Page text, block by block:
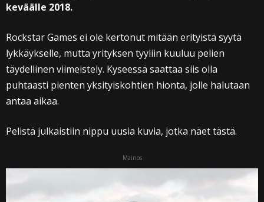
keväälle 2018.
Rockstar Games ei ole kertonut mitään erityistä syytä
lykkäykselle, mutta yrityksen tyyliin kuuluu pelien
täydellinen viimeistely. Kyseessä saattaa siis olla
puhtaasti pienten yksityiskohtien hionta, jolle halutaan
antaa aikaa.
Pelistä julkaistiin nippu uusia kuvia, jotka näet tästä.
Mainos